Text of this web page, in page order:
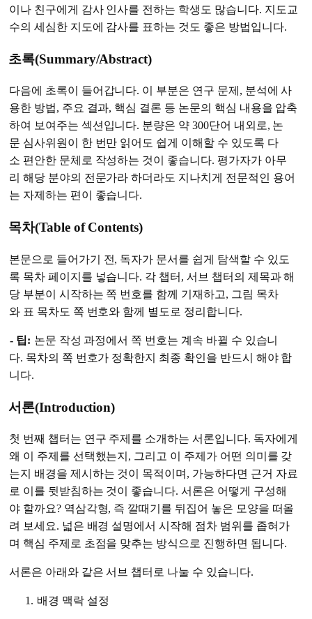
이나 친구에게 감사 인사를 전하는 학생도 많습니다. 지도교
수의 세심한 지도에 감사를 표하는 것도 좋은 방법입니다.
초록(Summary/Abstract)
다음에 초록이 들어갑니다. 이 부분은 연구 문제, 분석에 사
용한 방법, 주요 결과, 핵심 결론 등 논문의 핵심 내용을 압축
하여 보여주는 섹션입니다. 분량은 약 300단어 내외로, 논
문 심사위원이 한 번만 읽어도 쉽게 이해할 수 있도록 다
소 편안한 문체로 작성하는 것이 좋습니다. 평가자가 아무
리 해당 분야의 전문가라 하더라도 지나치게 전문적인 용어
는 자제하는 편이 좋습니다.
목차(Table of Contents)
본문으로 들어가기 전, 독자가 문서를 쉽게 탐색할 수 있도
록 목차 페이지를 넣습니다. 각 챕터, 서브 챕터의 제목과 해
당 부분이 시작하는 쪽 번호를 함께 기재하고, 그림 목차
와 표 목차도 쪽 번호와 함께 별도로 정리합니다.
- 팁: 논문 작성 과정에서 쪽 번호는 계속 바뀔 수 있습니
다. 목차의 쪽 번호가 정확한지 최종 확인을 반드시 해야 합
니다.
서론(Introduction)
첫 번째 챕터는 연구 주제를 소개하는 서론입니다. 독자에게
왜 이 주제를 선택했는지, 그리고 이 주제가 어떤 의미를 갖
는지 배경을 제시하는 것이 목적이며, 가능하다면 근거 자료
로 이를 뒷받침하는 것이 좋습니다. 서론은 어떻게 구성해
야 할까요? 역삼각형, 즉 깔때기를 뒤집어 놓은 모양을 떠올
려 보세요. 넓은 배경 설명에서 시작해 점차 범위를 좁혀가
며 핵심 주제로 초점을 맞추는 방식으로 진행하면 됩니다.
서론은 아래와 같은 서브 챕터로 나눌 수 있습니다.
배경 맥락 설정